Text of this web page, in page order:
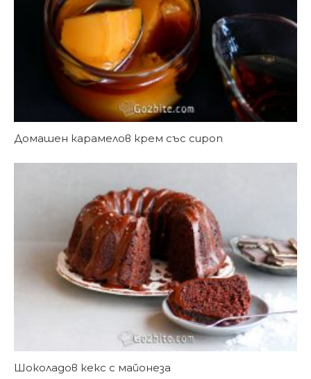
Домашен карамелов крем със сироп
Шоколадов кекс с майонеза